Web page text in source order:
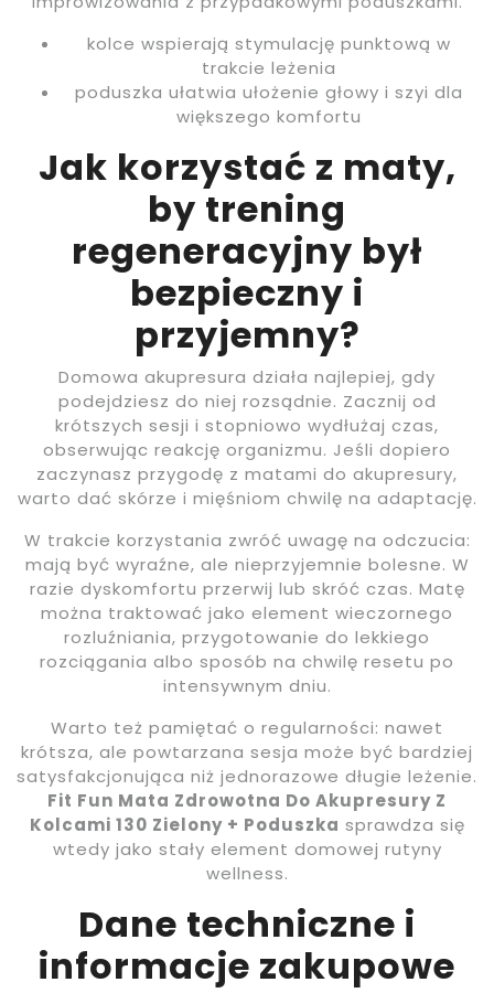
kolce wspierają stymulację punktową w
trakcie leżenia
poduszka ułatwia ułożenie głowy i szyi dla
większego komfortu
Jak korzystać z maty,
by trening
regeneracyjny był
bezpieczny i
przyjemny?
Domowa akupresura działa najlepiej, gdy
podejdziesz do niej rozsądnie. Zacznij od
krótszych sesji i stopniowo wydłużaj czas,
obserwując reakcję organizmu. Jeśli dopiero
zaczynasz przygodę z matami do akupresury,
warto dać skórze i mięśniom chwilę na adaptację.
W trakcie korzystania zwróć uwagę na odczucia:
mają być wyraźne, ale nieprzyjemnie bolesne. W
razie dyskomfortu przerwij lub skróć czas. Matę
można traktować jako element wieczornego
rozluźniania, przygotowanie do lekkiego
rozciągania albo sposób na chwilę resetu po
intensywnym dniu.
Warto też pamiętać o regularności: nawet
krótsza, ale powtarzana sesja może być bardziej
satysfakcjonująca niż jednorazowe długie leżenie.
Fit Fun Mata Zdrowotna Do Akupresury Z
Kolcami 130 Zielony + Poduszka sprawdza się
wtedy jako stały element domowej rutyny
wellness.
Dane techniczne i
informacje zakupowe